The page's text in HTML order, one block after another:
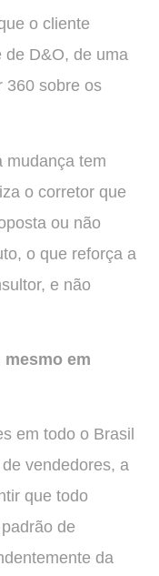
o cliente
de D&O, de uma
360 sobre os
mudança tem
o corretor que
ou não
o que reforça a
e não
em
em todo o Brasil
vendedores, a
que todo
de
da